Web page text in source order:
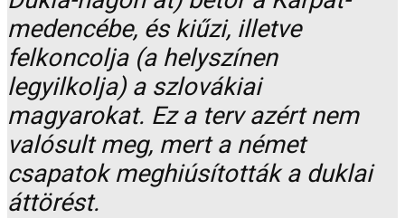
medencébe, és kiűzi, illetve
felkoncolja (a helyszínen
legyilkolja) a szlovákiai
magyarokat. Ez a terv azért nem
valósult meg, mert a német
csapatok meghiúsították a duklai
áttörést.